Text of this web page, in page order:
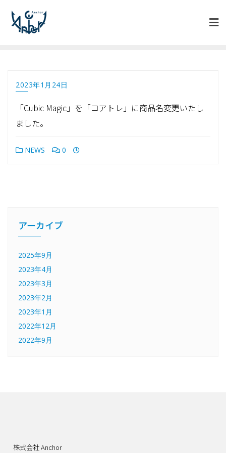
2023年1月24日
「Cubic Magic」を「コアトレ」に商品名変更いたし
ました。
NEWS 0
アーカイブ
2025年9月
2023年4月
2023年3月
2023年2月
2023年1月
2022年12月
2022年9月
株式会社 Anchor